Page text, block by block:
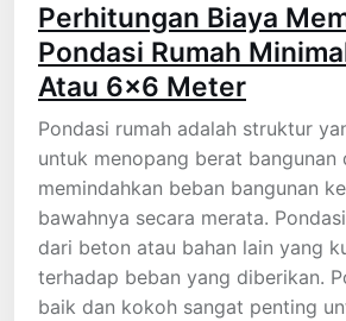
Perhitungan Biaya
Pondasi Rumah
Atau 6×6 Meter
Pondasi rumah adalah struktur
untuk menopang berat bangunan
memindahkan beban bangunan
bawahnya secara merata.
dari beton atau bahan lain yang
terhadap beban yang diberikan.
baik dan kokoh sangat penting